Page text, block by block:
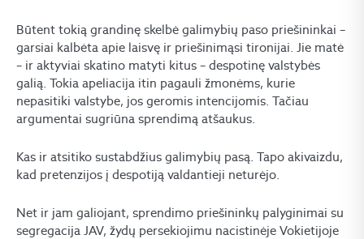
Būtent tokią grandinę skelbė galimybių paso priešininkai –
garsiai kalbėta apie laisvę ir priešinimąsi tironijai. Jie matė
– ir aktyviai skatino matyti kitus – despotinę valstybės
galią. Tokia apeliacija itin pagauli žmonėms, kurie
nepasitiki valstybe, jos geromis intencijomis. Tačiau
argumentai sugriūna sprendimą atšaukus.
Kas ir atsitiko sustabdžius galimybių pasą. Tapo akivaizdu,
kad pretenzijos į despotiją valdantieji neturėjo.
Net ir jam galiojant, sprendimo priešininkų palyginimai su
segregacija JAV, žydų persekiojimu nacistinėje Vokietijoje